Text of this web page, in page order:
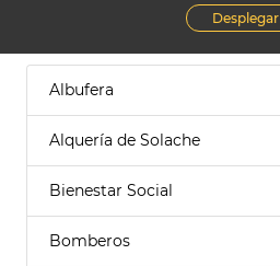
Desplegar
Albufera
Alquería de Solache
Bienestar Social
Bomberos